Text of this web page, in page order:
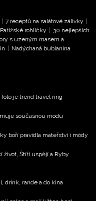
| 7 receptů na salátové zálivky |
Pařížské rohlíčky | 30 nejlepších
s uzeným masem a
| Nadýchaná bublanina
je trend travel ring
současnou módu
boří pravidla mateřství i módy
život, Štíři uspějí a Ryby
drink, rande a do kina